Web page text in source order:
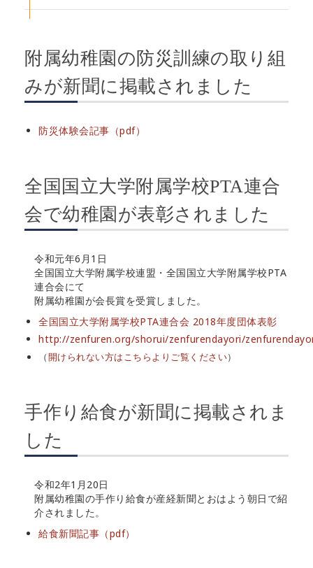
附属幼稚園の防災訓練の取り組
みが新聞に掲載されました
防災体験会記事（pdf）
全国国立大学附属学校PTA連合
会で幼稚園が表彰されました
令和元年6月1日
全国国立大学附属学校連盟・全国国立大学附属学校PTA
連合会にて
附属幼稚園が会長賞を受賞しました。
全国国立大学附属学校PTA連合会 2018年度団体表彰
http://zenfuren.org/shorui/zenfurendayori/
（開けられない方はこちらよりご覧ください）
手作り給食が新聞に掲載されま
した
令和2年1月20日
附属幼稚園の手作り給食が産経新聞とおはよう朝日で紹
介されました。
給食新聞記事（pdf）